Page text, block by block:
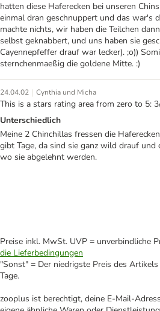
hatten diese Haferecken bei unseren
einmal dran geschnuppert und das war's
machte nichts, wir haben die Teilchen
selbst geknabbert, und uns haben sie
Cayennepfeffer drauf war lecker). ;o))
sternchenmaeßig die goldene Mitte. :)
24.04.02 | Cynthia und Micha
This is a stars rating area from zero to 5:
Unterschiedlich
Meine 2 Chinchillas fressen die
gibt Tage, da sind sie ganz wild drauf und
wo sie abgelehnt werden.
Preise inkl. MwSt. UVP = unverbindliche
die Lieferbedingungen
"Sonst" = Der niedrigste Preis des
Tage.
zooplus ist berechtigt, deine E-Mail-